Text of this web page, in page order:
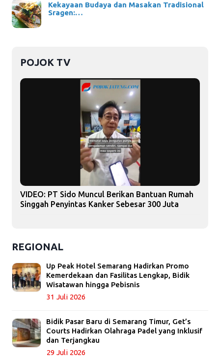
Kekayaan Budaya dan Masakan Tradisional
Sragen:…
POJOK TV
VIDEO: PT Sido Muncul Berikan Bantuan Rumah
Singgah Penyintas Kanker Sebesar 300 Juta
REGIONAL
Up Peak Hotel Semarang Hadirkan Promo
Kemerdekaan dan Fasilitas Lengkap, Bidik
Wisatawan hingga Pebisnis
31 Juli 2026
Bidik Pasar Baru di Semarang Timur, Get’s
Courts Hadirkan Olahraga Padel yang Inklusif
dan Terjangkau
29 Juli 2026